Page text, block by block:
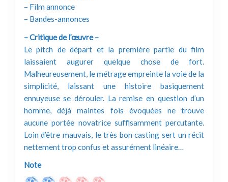
– Film annonce
– Bandes-annonces
– Critique de l’œuvre –
Le pitch de départ et la première partie du film
laissaient augurer quelque chose de fort.
Malheureusement, le métrage empreinte la voie de la
simplicité, laissant une histoire basiquement
ennuyeuse se dérouler. La remise en question d’un
homme, déjà maintes fois évoquées ne trouve
aucune portée novatrice suffisamment percutante.
Loin d’être mauvais, le très bon casting sert un récit
nettement trop confus et assurément linéaire…
Note